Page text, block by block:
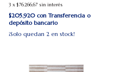
3 x $76.266,67 sin interés
$205.920 con Transferencia o
depósito bancario
¡Solo quedan 2 en stock!